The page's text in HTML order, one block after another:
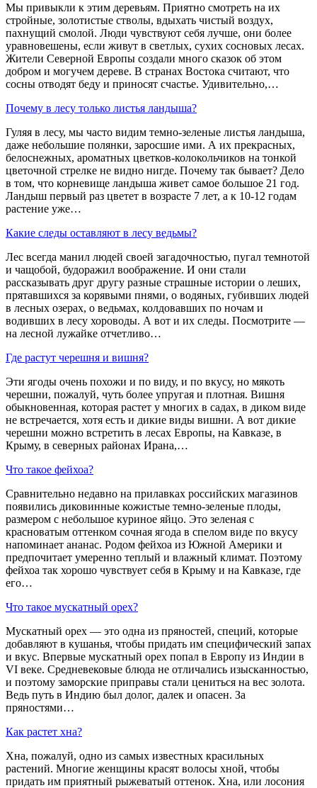
Мы привыкли к этим деревьям. Приятно смотреть на их
стройные, золотистые стволы, вдыхать чистый воздух,
пахнущий смолой. Люди чувствуют себя лучше, они более
уравновешены, если живут в светлых, сухих сосновых лесах.
Жители Северной Европы создали много сказок об этом
добром и могучем дереве. В странах Востока считают, что
сосны отводят беду и приносят счастье. Удивительно,…
Почему в лесу только листья ландыша?
Гуляя в лесу, мы часто видим темно-зеленые листья ландыша,
даже небольшие полянки, заросшие ими. А их прекрасных,
белоснежных, ароматных цветков-колокольчиков на тонкой
цветочной стрелке не видно нигде. Почему так бывает? Дело
в том, что корневище ландыша живет самое большое 21 год.
Ландыш первый раз цветет в возрасте 7 лет, а к 10-12 годам
растение уже…
Какие следы оставляют в лесу ведьмы?
Лес всегда манил людей своей загадочностью, пугал темнотой
и чащобой, будоражил воображение. И они стали
рассказывать друг другу разные страшные истории о леших,
прятавшихся за корявыми пнями, о водяных, губивших людей
в лесных озерах, о ведьмах, колдовавших по ночам и
водивших в лесу хороводы. А вот и их следы. Посмотрите —
на лесной лужайке отчетливо…
Где растут черешня и вишня?
Эти ягоды очень похожи и по виду, и по вкусу, но мякоть
черешни, пожалуй, чуть более упругая и плотная. Вишня
обыкновенная, которая растет у многих в садах, в диком виде
не встречается, хотя есть и дикие виды вишни. А вот дикие
черешни можно встретить в лесах Европы, на Кавказе, в
Крыму, в северных районах Ирана,…
Что такое фейхоа?
Сравнительно недавно на прилавках российских магазинов
появились диковинные кожистые темно-зеленые плоды,
размером с небольшое куриное яйцо. Это зеленая с
красноватым оттенком сочная ягода в спелом виде по вкусу
напоминает ананас. Родом фейхоа из Южной Америки и
предпочитает умеренно теплый и влажный климат. Поэтому
фейхоа так хорошо чувствует себя в Крыму и на Кавказе, где
его…
Что такое мускатный орех?
Мускатный орех — это одна из пряностей, специй, которые
добавляют в кушанья, чтобы придать им специфический запах
и вкус. Впервые мускатный орех попал в Европу из Индии в
VI веке. Средневековые блюда не отличались изысканностью,
и поэтому заморские приправы стали цениться на вес золота.
Ведь путь в Индию был долог, далек и опасен. За
пряностями…
Как растет хна?
Хна, пожалуй, одно из самых известных красильных
растений. Многие женщины красят волосы хной, чтобы
придать им приятный рыжеватый оттенок. Хна, или лосония